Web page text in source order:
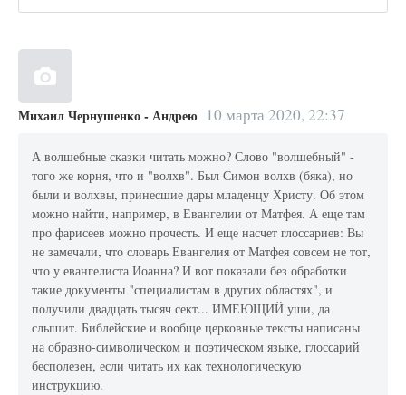
Михаил Чернушенко - Андрею 10 марта 2020, 22:37
А волшебные сказки читать можно? Слово "волшебный" -
того же корня, что и "волхв". Был Симон волхв (бяка), но
были и волхвы, принесшие дары младенцу Христу. Об этом
можно найти, например, в Евангелии от Матфея. А еще там
про фарисеев можно прочесть. И еще насчет глоссариев: Вы
не замечали, что словарь Евангелия от Матфея совсем не тот,
что у евангелиста Иоанна? И вот показали без обработки
такие документы "специалистам в других областях", и
получили двадцать тысяч сект... ИМЕЮЩИЙ уши, да
слышит. Библейские и вообще церковные тексты написаны
на образно-символическом и поэтическом языке, глоссарий
бесполезен, если читать их как технологическую
инструкцию.